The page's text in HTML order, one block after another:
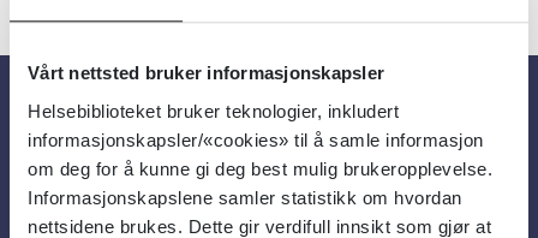
Vårt nettsted bruker informasjonskapsler
Helsebiblioteket bruker teknologier, inkludert
informasjonskapsler/«cookies» til å samle informasjon
om deg for å kunne gi deg best mulig brukeropplevelse.
Informasjonskapslene samler statistikk om hvordan
nettsidene brukes. Dette gir verdifull innsikt som gjør at
Om oss
Om Helsebiblioteket